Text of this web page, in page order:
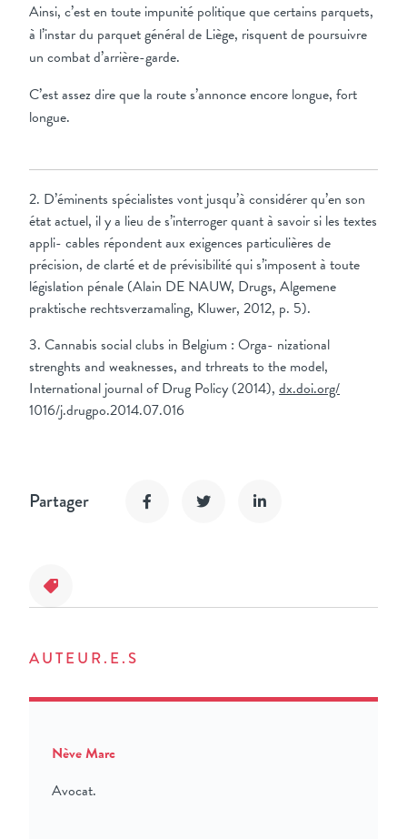
Ainsi, c’est en toute impunité politique que certains parquets,
à l’instar du parquet général de Liège, risquent de poursuivre
un combat d’arrière-garde.
C’est assez dire que la route s’annonce encore longue, fort
longue.
2. D’éminents spécialistes vont jusqu’à considérer qu’en son
état actuel, il y a lieu de s’interroger quant à savoir si les textes
appli- cables répondent aux exigences particulières de
précision, de clarté et de prévisibilité qui s’imposent à toute
législation pénale (Alain DE NAUW, Drugs, Algemene
praktische rechtsverzamaling, Kluwer, 2012, p. 5).
3. Cannabis social clubs in Belgium : Orga- nizational
strenghts and weaknesses, and trhreats to the model,
International journal of Drug Policy (2014), dx.doi.org/
1016/j.drugpo.2014.07.016
Partager
AUTEUR.E.S
Nève Marc
Avocat.